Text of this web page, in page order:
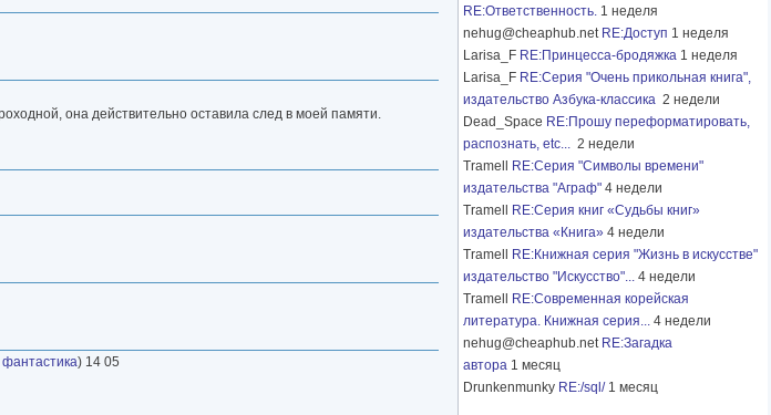
она действительно оставила след в моей памяти.
фантастика) 14 05
RE:Ответственность. 1 неделя
nehug@cheaphub.net RE:Доступ 1 неделя
Larisa_F RE:Принцесса-бродяжка 1 неделя
Larisa_F RE:Серия "Очень прикольная книга",
издательство Азбука-классика 2 недели
Dead_Space RE:Прошу переформатировать,
распознать, etc... 2 недели
Tramell
RE:Серия "Символы времени"
издательства "Аграф" 4 недели
Tramell
RE:Серия книг «Судьбы книг»
издательства «Книга» 4 недели
Tramell
RE:Книжная серия "Жизнь в искусстве"
издательство "Искусство"... 4 недели
Tramell
RE:Современная корейская
литература. Книжная серия... 4 недели
nehug@cheaphub.net RE:Загадка
автора 1 месяц
Drunkenmunky RE:/sql/ 1 месяц